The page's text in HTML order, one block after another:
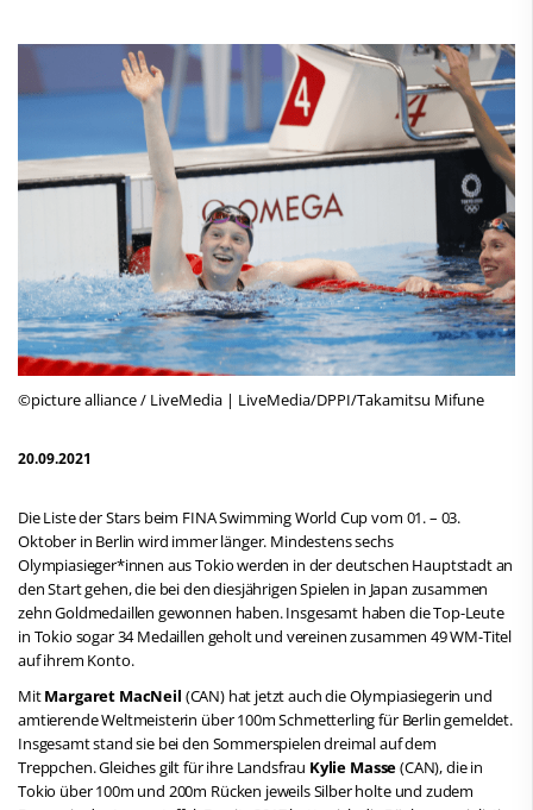
©picture alliance / LiveMedia | LiveMedia/DPPI/Takamitsu Mifune
20.09.2021
Die Liste der Stars beim FINA Swimming World Cup vom 01. – 03.
Oktober in Berlin wird immer länger. Mindestens sechs
Olympiasieger*innen aus Tokio werden in der deutschen Hauptstadt an
den Start gehen, die bei den diesjährigen Spielen in Japan zusammen
zehn Goldmedaillen gewonnen haben. Insgesamt haben die Top-Leute
in Tokio sogar 34 Medaillen geholt und vereinen zusammen 49 WM-Titel
auf ihrem Konto.
MitMargaret MacNeil (CAN) hat jetzt auch die Olympiasiegerin und
amtierende Weltmeisterin über 100m Schmetterling für Berlin gemeldet.
Insgesamt stand sie bei den Sommerspielen dreimal auf dem
Treppchen. Gleiches gilt für ihre Landsfrau Kylie Masse(CAN), die in
Tokio über 100m und 200m Rücken jeweils Silber holte und zudem
Korbacher Straße 93
Fax: +49 561 94083-15